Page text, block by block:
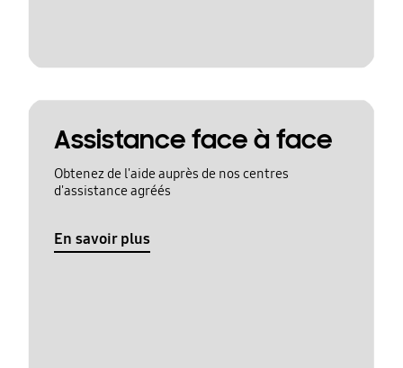
Assistance face à face
Obtenez de l'aide auprès de nos centres
d'assistance agréés
En savoir plus